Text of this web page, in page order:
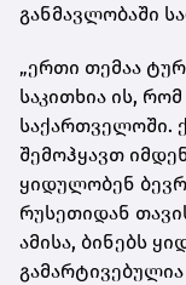
განმავლობაში
„ერთი თემაა
საკითხია ის,
საქართველოში.
შემოჰყავთ
ყიდულობენ
რუსეთიდან
ამისა, ბინებს